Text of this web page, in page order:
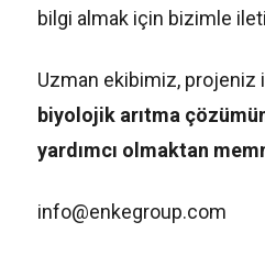
bilgi almak için bizimle
Uzman ekibimiz, projeniz
biyolojik arıtma
yardımcı olmaktan
info@enkegroup.com